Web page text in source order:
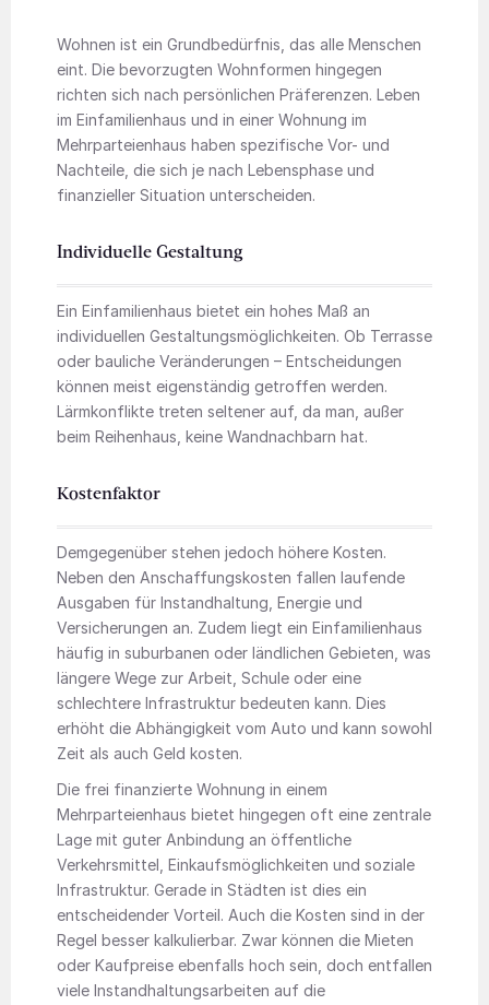
Wohnen ist ein Grundbedürfnis, das alle Menschen
eint. Die bevorzugten Wohnformen hingegen
richten sich nach persönlichen Präferenzen. Leben
im Einfamilienhaus und in einer Wohnung im
Mehrparteienhaus haben spezifische Vor- und
Nachteile, die sich je nach Lebensphase und
finanzieller Situation unterscheiden.
Individuelle Gestaltung
Ein Einfamilienhaus bietet ein hohes Maß an
individuellen Gestaltungsmöglichkeiten. Ob Terrasse
oder bauliche Veränderungen – Entscheidungen
können meist eigenständig getroffen werden.
Lärmkonflikte treten seltener auf, da man, außer
beim Reihenhaus, keine Wandnachbarn hat.
Kostenfaktor
Demgegenüber stehen jedoch höhere Kosten.
Neben den Anschaffungskosten fallen laufende
Ausgaben für Instandhaltung, Energie und
Versicherungen an. Zudem liegt ein Einfamilienhaus
häufig in suburbanen oder ländlichen Gebieten, was
längere Wege zur Arbeit, Schule oder eine
schlechtere Infrastruktur bedeuten kann. Dies
erhöht die Abhängigkeit vom Auto und kann sowohl
Zeit als auch Geld kosten.
Die frei finanzierte Wohnung in einem
Mehrparteienhaus bietet hingegen oft eine zentrale
Lage mit guter Anbindung an öffentliche
Verkehrsmittel, Einkaufsmöglichkeiten und soziale
Infrastruktur. Gerade in Städten ist dies ein
entscheidender Vorteil. Auch die Kosten sind in der
Regel besser kalkulierbar. Zwar können die Mieten
oder Kaufpreise ebenfalls hoch sein, doch entfallen
viele Instandhaltungsarbeiten auf die